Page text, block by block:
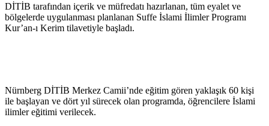
DİTİB tarafından içerik ve müfredatı hazırlanan, tüm eyalet ve
bölgelerde uygulanması planlanan Suffe İslami İlimler Programı
Kur’an-ı Kerim tilavetiyle başladı.
Nürnberg DİTİB Merkez Camii’nde eğitim gören yaklaşık 60 kişi
ile başlayan ve dört yıl sürecek olan programda, öğrencilere İslami
ilimler eğitimi verilecek.